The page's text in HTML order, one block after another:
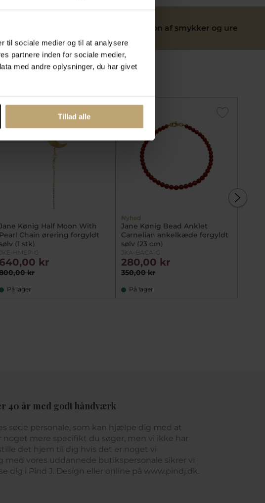
til sociale medier og til at analysere
partnere inden for sociale medier,
med andre oplysninger, du har givet
Tillad alle
Reparation af smykker og ure
Kønig Half Moon With
Pearl Chain ørering forgyldt
sølv (1 stk)
JKE-HMEP-G
kr
640,00 kr
På lager
Nyhed
Jane Kønig Bead Anklet
Carnelian ankelkæde forgyldt
sølv (23 cm)
JKA-BACA-G
350,00 kr
280,00 kr
På lager
40 år med godt håndværk
søde personale, som kan hjælpe dig med at
mere specifikt du søger, men vi ikke har
det hjem til dig hvis det er noget vi
med vores uddannede butikspersonale sikrer vi
dig i Pind J. Design eller online på www.pindj.dk.